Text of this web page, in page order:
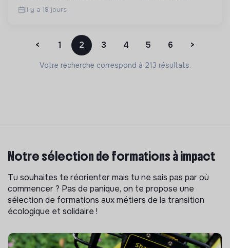
Il y a 18 jours
< 1 2 3 4 5 6 >
Votre recherche correspond à 213 résultats.
Notre sélection de formations à impact
Tu souhaites te réorienter mais tu ne sais pas par où
commencer ? Pas de panique, on te propose une
sélection de formations aux métiers de la transition
écologique et solidaire !